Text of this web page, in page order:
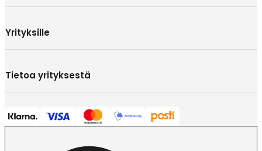
Yrityksille
Tietoa yrityksestä